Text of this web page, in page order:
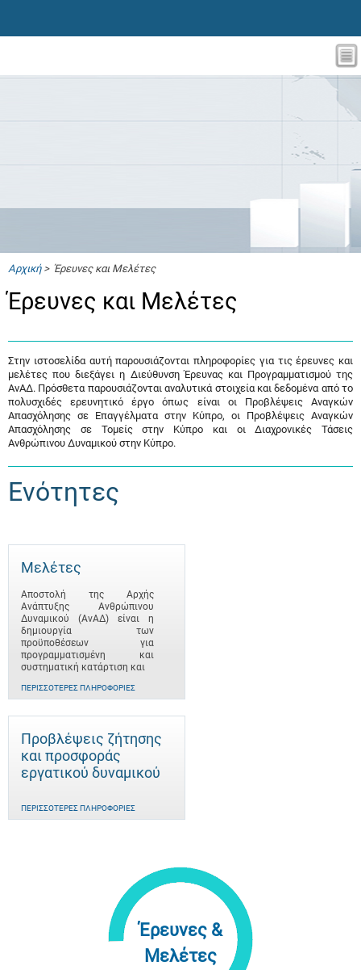
Αρχική> Έρευνες και Μελέτες
Έρευνες και Μελέτες
Στην ιστοσελίδα αυτή παρουσιάζονται πληροφορίες για τις έρευνες και
μελέτες που διεξάγει η Διεύθυνση Έρευνας και Προγραμματισμού της
ΑνΑΔ. Πρόσθετα παρουσιάζονται αναλυτικά στοιχεία και δεδομένα από το
πολυσχιδές ερευνητικό έργο όπως είναι οι Προβλέψεις Αναγκών
Απασχόλησης σε Επαγγέλματα στην Κύπρο, οι Προβλέψεις Αναγκών
Απασχόλησης σε Τομείς στην Κύπρο και οι Διαχρονικές Τάσεις
Ανθρώπινου Δυναμικού στην Κύπρο.
Ενότητες
Μελέτες
Αποστολή της Αρχής
Ανάπτυξης Ανθρώπινου
Δυναμικού (ΑνΑΔ) είναι η
δημιουργία των
προϋποθέσεων για
προγραμματισμένη και
συστηματική κατάρτιση και
ΠΕΡΙΣΣΌΤΕΡΕΣ ΠΛΗΡΟΦΟΡΊΕΣ
Προβλέψεις ζήτησης
και προσφοράς
εργατικού δυναμικού
ΠΕΡΙΣΣΌΤΕΡΕΣ ΠΛΗΡΟΦΟΡΊΕΣ
Έρευνες &
Μελέτες